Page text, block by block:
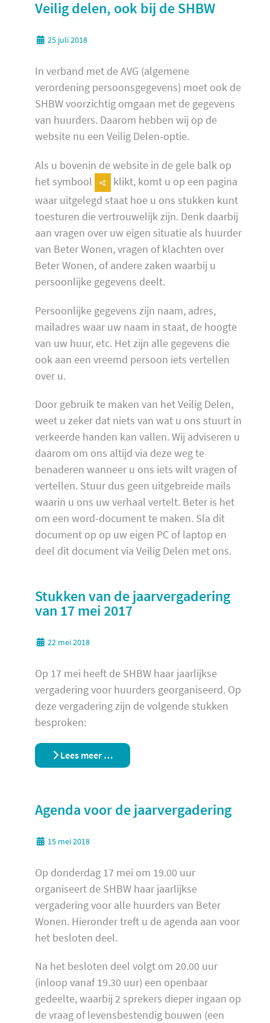
Veilig delen, ook bij de SHBW
25 juli 2018
In verband met de AVG (algemene
verordening persoonsgegevens) moet ook de
SHBW voorzichtig omgaan met de gegevens
van huurders. Daarom hebben wij op de
website nu een Veilig Delen-optie.
Als u bovenin de website in de gele balk op
het symbool
klikt, komt u op een pagina
waar uitgelegd staat hoe u ons stukken kunt
toesturen die vertrouwelijk zijn. Denk daarbij
aan vragen over uw eigen situatie als huurder
van Beter Wonen, vragen of klachten over
Beter Wonen, of andere zaken waarbij u
persoonlijke gegevens deelt.
Persoonlijke gegevens zijn naam, adres,
mailadres waar uw naam in staat, de hoogte
van uw huur, etc. Het zijn alle gegevens die
ook aan een vreemd persoon iets vertellen
over u.
Door gebruik te maken van het Veilig Delen,
weet u zeker dat niets van wat u ons stuurt in
verkeerde handen kan vallen. Wij adviseren u
daarom om ons altijd via deze weg te
benaderen wanneer u ons iets wilt vragen of
vertellen. Stuur dus geen uitgebreide mails
waarin u ons uw verhaal vertelt. Beter is het
om een word-document te maken. Sla dit
document op op uw eigen PC of laptop en
deel dit document via Veilig Delen met ons.
Stukken van de jaarvergadering
van 17 mei 2017
22 mei 2018
Op 17 mei heeft de SHBW haar jaarlijkse
vergadering voor huurders georganiseerd. Op
deze vergadering zijn de volgende stukken
besproken:
Lees meer …
Agenda voor de jaarvergadering
15 mei 2018
Op donderdag 17 mei om 19.00 uur
organiseert de SHBW haar jaarlijkse
vergadering voor alle huurders van Beter
Wonen. Hieronder treft u de agenda aan voor
het besloten deel.
Na het besloten deel volgt om 20.00 uur
(inloop vanaf 19.30 uur) een openbaar
gedeelte, waarbij 2 sprekers dieper ingaan op
de vraag of levensbestendig bouwen (een